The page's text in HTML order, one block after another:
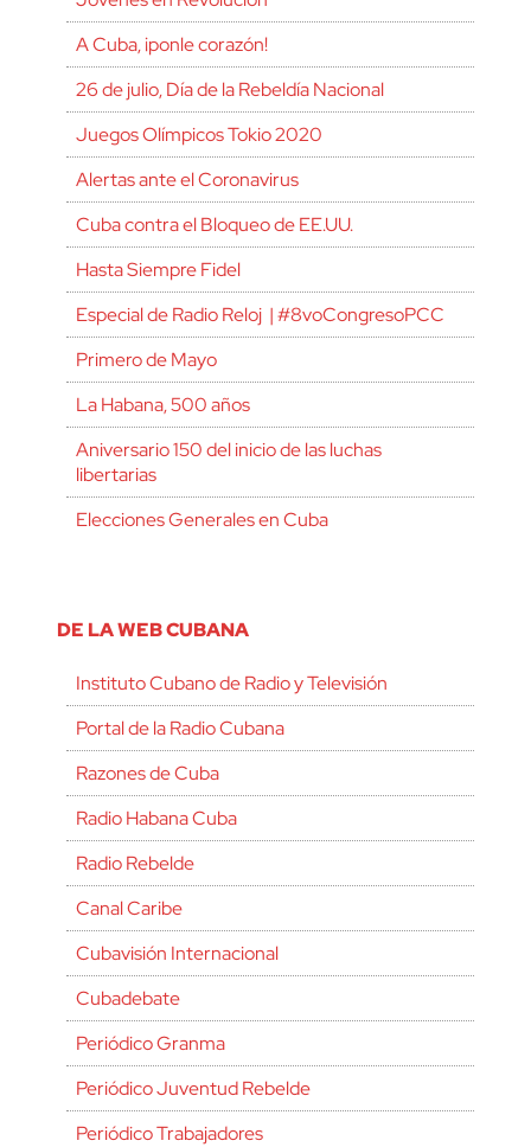
A Cuba, ¡ponle corazón!
26 de julio, Día de la Rebeldía Nacional
Juegos Olímpicos Tokio 2020
Alertas ante el Coronavirus
Cuba contra el Bloqueo de EE.UU.
Hasta Siempre Fidel
Especial de Radio Reloj | #8voCongresoPCC
Primero de Mayo
La Habana, 500 años
Aniversario 150 del inicio de las luchas
libertarias
Elecciones Generales en Cuba
DE LA WEB CUBANA
Instituto Cubano de Radio y Televisión
Portal de la Radio Cubana
Razones de Cuba
Radio Habana Cuba
Radio Rebelde
Canal Caribe
Cubavisión Internacional
Cubadebate
Periódico Granma
Periódico Juventud Rebelde
Periódico Trabajadores